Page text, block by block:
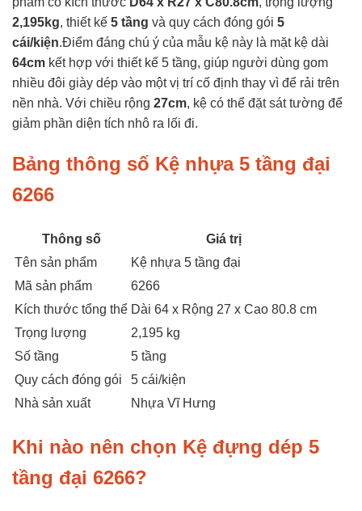
2,195kg, thiết kế 5 tầng và quy cách đóng gói 5
cái/kiện.Điểm đáng chú ý của mẫu kệ này là mặt kệ dài
64cm kết hợp với thiết kế 5 tầng, giúp người dùng gom
nhiều đôi giày dép vào một vị trí cố định thay vì để rải trên
nền nhà. Với chiều rộng 27cm, kệ có thể đặt sát tường để
giảm phần diện tích nhô ra lối đi.
Bảng thông số Kệ nhựa 5 tầng đại
6266
Thông số
Giá trị
Tên sản phẩm
Kệ nhựa 5 tầng đại
Mã sản phẩm
6266
Kích thước tổng thể Dài 64 x Rộng 27 x Cao 80.8 cm
Trọng lượng
2,195 kg
Số tầng
5 tầng
Quy cách đóng gói
5 cái/kiện
Nhà sản xuất
Nhựa Vĩ Hưng
Khi nào nên chọn Kệ đựng dép 5
tầng đại 6266?